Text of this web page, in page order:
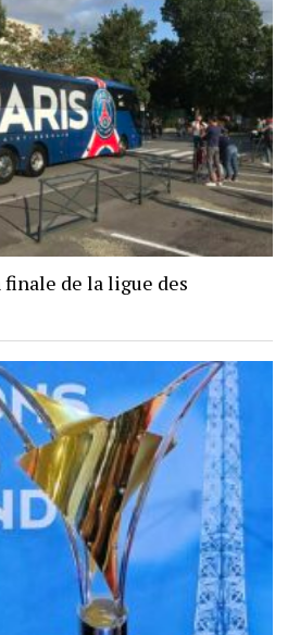
finale de la ligue des